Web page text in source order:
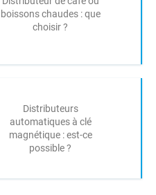
boissons chaudes : que
choisir ?
Distributeurs
automatiques à clé
magnétique : est-ce
possible ?